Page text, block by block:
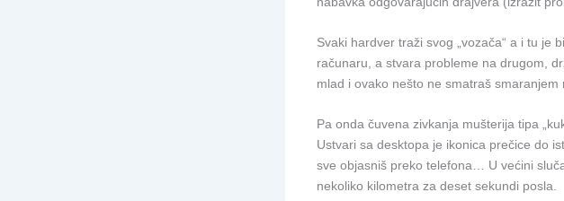
Svaki hardver traži svog „vozača“ a i tu je
računaru, a stvara probleme na drugom,
mlad i ovako nešto ne smatraš smaranjem
Pa onda čuvena zivkanja mušterija tipa
Ustvari sa desktopa je ikonica prečice do
sve objasniš preko telefona… U većini
nekoliko kilometra za deset sekundi posla.